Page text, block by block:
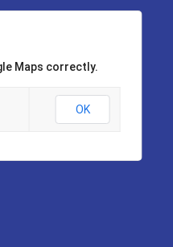
Maps correctly.
OK